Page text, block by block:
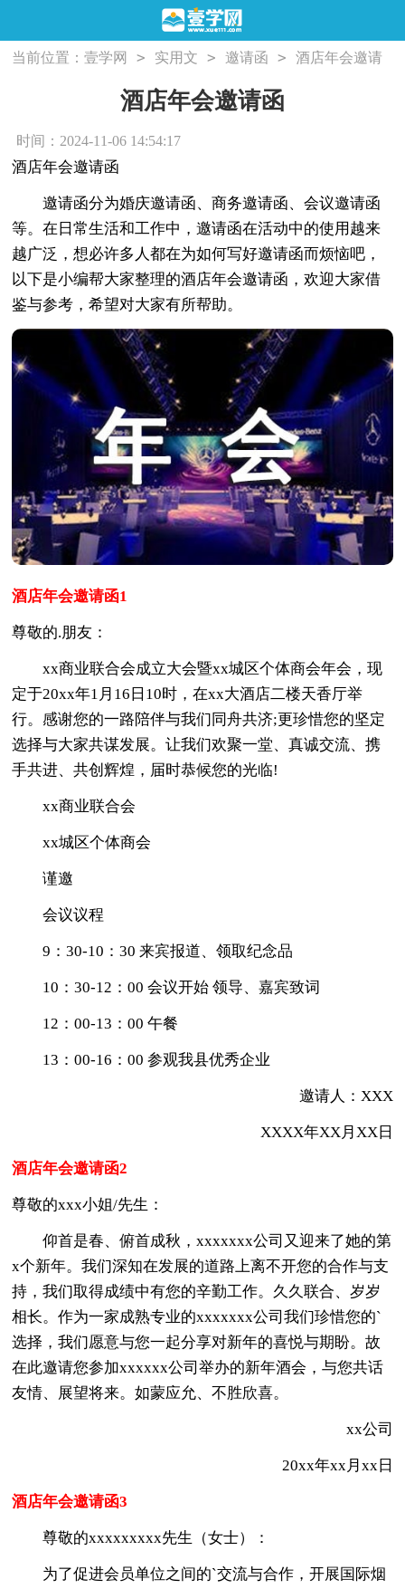
当前位置：壹学网 > 实用文 > 邀请函 >
酒店年会邀请
酒店年会邀请函
时间：2024-11-06 14:54:17
酒店年会邀请函
邀请函分为婚庆邀请函、商务邀请函、会议邀请函
等。在日常生活和工作中，邀请函在活动中的使用越来
越广泛，想必许多人都在为如何写好邀请函而烦恼吧，
以下是小编帮大家整理的酒店年会邀请函，欢迎大家借
鉴与参考，希望对大家有所帮助。
酒店年会邀请函1
尊敬的.朋友：
xx商业联合会成立大会暨xx城区个体商会年会，现
定于20xx年1月16日10时，在xx大酒店二楼天香厅举
行。感谢您的一路陪伴与我们同舟共济;更珍惜您的坚定
选择与大家共谋发展。让我们欢聚一堂、真诚交流、携
手共进、共创辉煌，届时恭候您的光临!
xx商业联合会
xx城区个体商会
谨邀
会议议程
9：30-10：30 来宾报道、领取纪念品
10：30-12：00 会议开始 领导、嘉宾致词
12：00-13：00 午餐
13：00-16：00 参观我县优秀企业
邀请人：XXX
XXXX年XX月XX日
酒店年会邀请函2
尊敬的xxx小姐/先生：
仰首是春、俯首成秋，xxxxxxx公司又迎来了她的第
x个新年。我们深知在发展的道路上离不开您的合作与支
持，我们取得成绩中有您的辛勤工作。久久联合、岁岁
相长。作为一家成熟专业的xxxxxxx公司我们珍惜您的`
选择，我们愿意与您一起分享对新年的喜悦与期盼。故
在此邀请您参加xxxxxx公司举办的新年酒会，与您共话
友情、展望将来。如蒙应允、不胜欣喜。
xx公司
20xx年xx月xx日
酒店年会邀请函3
尊敬的xxxxxxxxx先生（女士）：
为了促进会员单位之间的`交流与合作，开展国际烟